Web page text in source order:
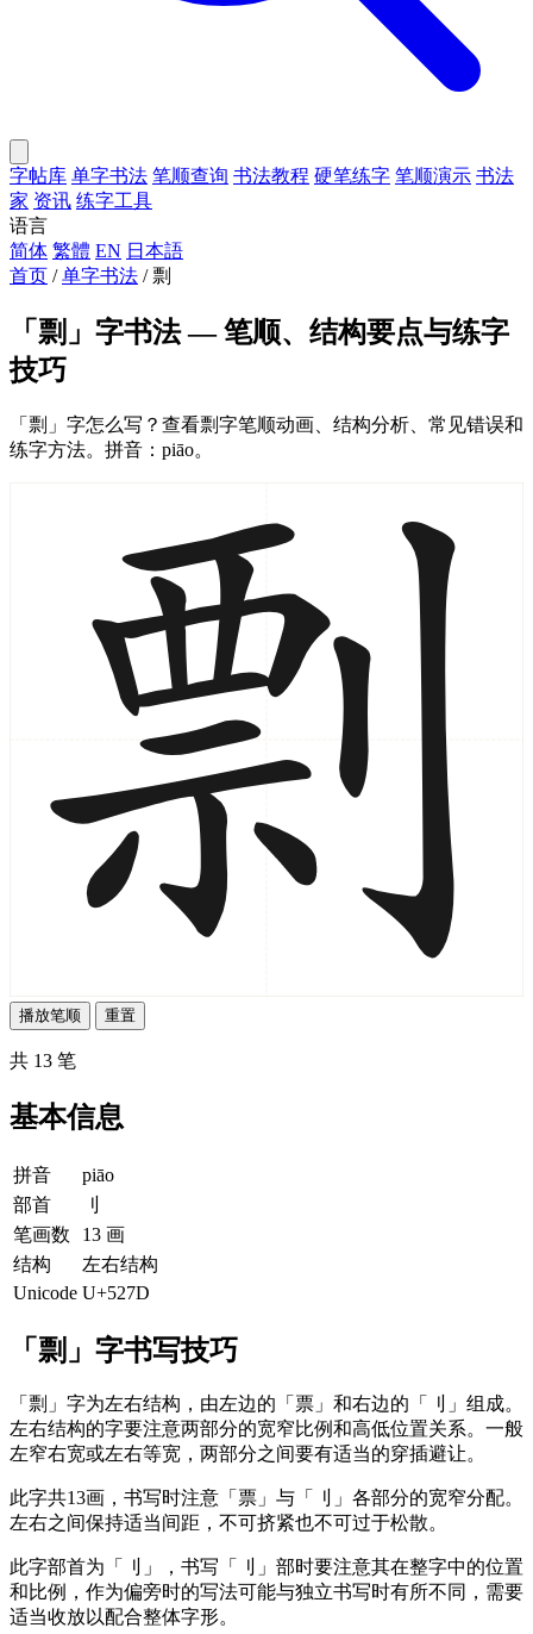
字帖库 单字书法 笔顺查询 书法教程 硬笔练字 笔顺演示 书法
家 资讯 练字工具
语言
简体 繁體 EN 日本語
首页 / 单字书法 / 剽
「剽」字书法 — 笔顺、结构要点与练字
技巧
「剽」字怎么写？查看剽字笔顺动画、结构分析、常见错误和
练字方法。拼音：piāo。
播放笔顺 重置
共 13 笔
基本信息
拼音
piāo
部首
刂
笔画数
13 画
结构
左右结构
Unicode U+527D
「剽」字书写技巧
「剽」字为左右结构，由左边的「票」和右边的「刂」组成。
左右结构的字要注意两部分的宽窄比例和高低位置关系。一般
左窄右宽或左右等宽，两部分之间要有适当的穿插避让。
此字共13画，书写时注意「票」与「刂」各部分的宽窄分配。
左右之间保持适当间距，不可挤紧也不可过于松散。
此字部首为「刂」，书写「刂」部时要注意其在整字中的位置
和比例，作为偏旁时的写法可能与独立书写时有所不同，需要
适当收放以配合整体字形。